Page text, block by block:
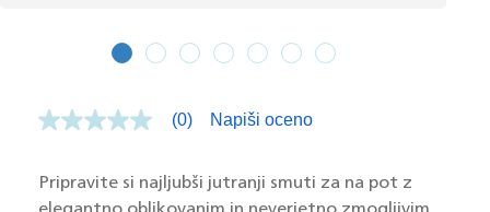
Ni
Povezava
na
(0) Napiši oceno
Pripravite si najljubši jutranji smuti za na pot z